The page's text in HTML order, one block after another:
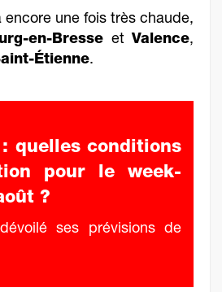
une fois très chaude,
en-Bresse etValence,
Étienne.
quelles conditions
pour le week-
?
ses prévisions de